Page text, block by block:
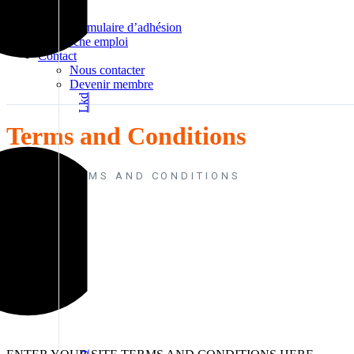
Formulaire d’adhésion
Recherche emploi
Contact
Nous contacter
Devenir membre
Terms and Conditions
TERMS AND CONDITIONS
Lkd